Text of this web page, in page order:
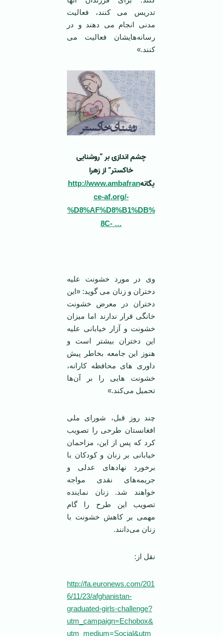
تدریس می کنند، فعالیت
مدنی انجام می دهند و در
رسانه‌هایشان فعالیت می
کنند.»
چشم اندازی بر “روشنایی
خاکستر” از زهرا
یگانهhttp://www.ambafran
ce-af.org/-
%D8%AF%D8%B1%DB%
8C- …
وی در مورد خشونت علیه
دختران و زنان می گوید: «این
دختران در معرض خشونت
خانگی قرار ندارند اما میزان
خشونت و آزار خیابانی علیه
این دختران بیشتر است و
هنوز این جامعه بخاطر پیش
داوری های محافظه کارانه،
خشونت هایی را بر آن‌ها
تحمیل می‌کند.»
چند روز قبل، شورای ملی
افغانستان طرحی را تصویب
کرد که پس از این، مزاحمان
خیابانی بر زنان و کودکان با
برخورد نهادهای عدلی و
جریمه‌های نقدی مواجه
خواهند شد. زنان نماینده
تصویب این طرح را گام
مهمی بر کاهش خشونت با
زنان می‌دانند.
نقل از:
http://fa.euronews.com/201
6/11/23/afghanistan-
graduated-girls-challenge?
utm_campaign=Echobox&
utm_medium=Social&utm_